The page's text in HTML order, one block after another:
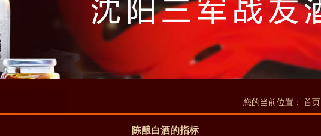
您的当前位置： 首页
陈酿白酒的指标